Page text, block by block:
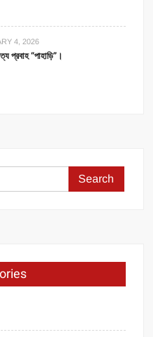
4, 2026
প্রবাহ “পাহাড়ি”।
Search
for: